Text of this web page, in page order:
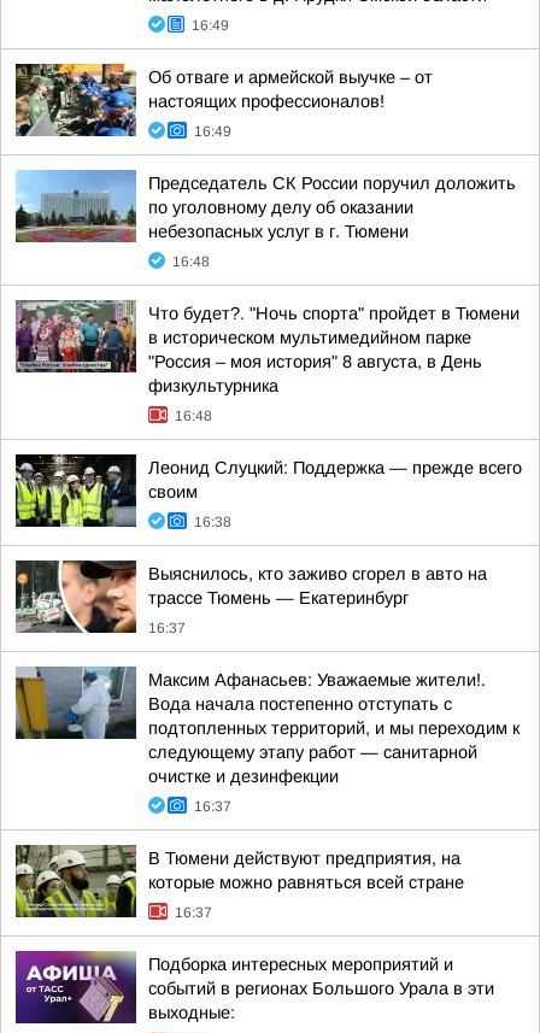
16:49
Об отваге и армейской выучке – от
настоящих профессионалов!
16:49
Председатель СК России поручил доложить
по уголовному делу об оказании
небезопасных услуг в г. Тюмени
16:48
Что будет?. "Ночь спорта" пройдет в Тюмени
в историческом мультимедийном парке
"Россия – моя история" 8 августа, в День
физкультурника
16:48
Леонид Слуцкий: Поддержка — прежде всего
своим
16:38
Выяснилось, кто заживо сгорел в авто на
трассе Тюмень — Екатеринбург
16:37
Максим Афанасьев: Уважаемые жители!.
Вода начала постепенно отступать с
подтопленных территорий, и мы переходим к
следующему этапу работ — санитарной
очистке и дезинфекции
16:37
В Тюмени действуют предприятия, на
которые можно равняться всей стране
16:37
Подборка интересных мероприятий и
событий в регионах Большого Урала в эти
выходные: